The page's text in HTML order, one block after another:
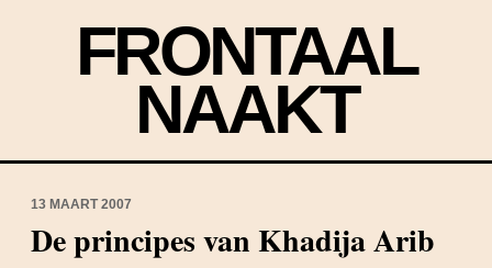
FRONTAAL
NAAKT
13 MAART 2007
De principes van Khadija Arib